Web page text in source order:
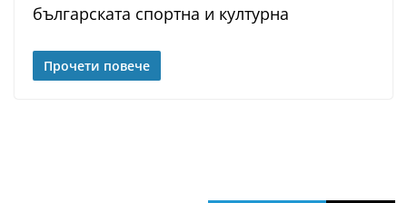
българската спортна и културна
Прочети повече